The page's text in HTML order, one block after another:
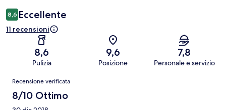
8,6 Eccellente
11 recensioni
8,6
Pulizia
9,6
Posizione
7,8
Personale e servizio
Recensioni
Recensione verificata
8/10 Ottimo